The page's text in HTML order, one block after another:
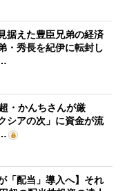
据えた豊臣兄弟の経済
・秀長を紀伊に転封し
・かんちさんが厳
シアの次」に資金が流
「配当」導入へ】それ